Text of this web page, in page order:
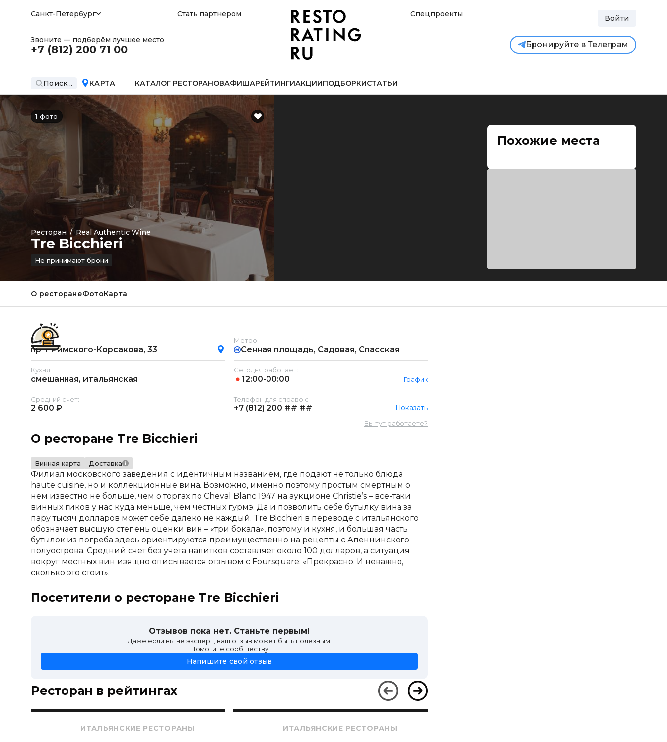
Санкт-Петербург Стать партнером Спецпроекты Войти
Звоните — подберём лучшее место
+7 (812) 200 71 00 Бронируйте в Телеграм
Поиск... КАРТА КАТАЛОГ РЕСТОРАНОВАФИШАРЕЙТИНГИАКЦИИПОДБОРКИСТАТЬИ
1 фото
Ресторан / Real Authentic Wine
Tre Bicchieri
Не принимают брони
О ресторанеФотоКарта
Адрес:
пр-т Римского-Корсакова, 33
Метро:
Сенная площадь, Садовая, Спасская
Кухня:
смешанная, итальянская
Сегодня работает:
12:00-00:00 График
Средний счет:
2 600 ₽
Телефон для справок:
+7 (812) 200 ## ## Показать
Вы тут работаете?
О ресторане Tre Bicchieri
Винная карта Доставка
Филиал московского заведения с идентичным названием, где подают не только блюда
haute cuisine, но и коллекционные вина. Возможно, именно поэтому простым смертным о
нем известно не больше, чем о торгах по Cheval Blanc 1947 на аукционе Christie’s – все-таки
винных гиков у нас куда меньше, чем честных гурмэ. Да и позволить себе бутылку вина за
пару тысяч долларов может себе далеко не каждый. Tre Bicchieri в переводе с итальянского
обозначает высшую степень оценки вин – «три бокала», поэтому и кухня, и большая часть
бутылок из погреба здесь ориентируются преимущественно на рецепты с Апеннинского
полуострова. Средний счет без учета напитков составляет около 100 долларов, а ситуация
вокруг местных вин изящно описывается отзывом с Foursquare: «Прекрасно. И неважно,
сколько это стоит».
Посетители о ресторане Tre Bicchieri
Отзывов пока нет. Станьте первым!
Даже если вы не эксперт, ваш отзыв может быть полезным.
Помогите сообществу
Напишите свой отзыв
Ресторан в рейтингах
ИТАЛЬЯНСКИЕ РЕСТОРАНЫ ИТАЛЬЯНСКИЕ РЕСТОРАНЫ
Похожие места